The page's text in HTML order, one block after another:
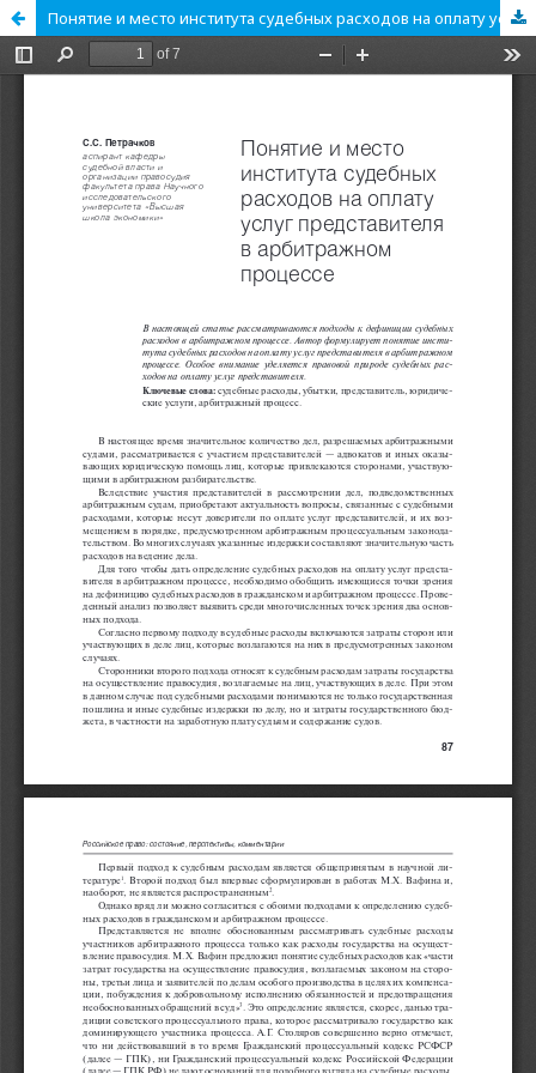
Понятие и место института судебных расходов на оплату услуг представителя в арбитражном процессе